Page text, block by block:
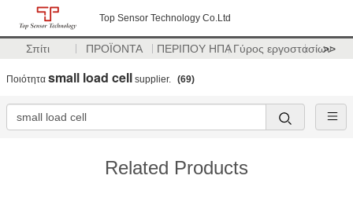
Top Sensor Technology Co.Ltd
Σπίτι ΠΡΟΪΟΝΤΑ ΠΕΡΙΠΟΥ ΗΠΑΓύρος εργοστασίων
>>
Ποιότητα small load cell supplier. (69)
Related Products